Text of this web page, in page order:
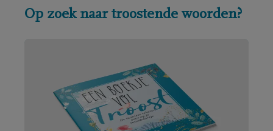
Op zoek naar troostende woorden?